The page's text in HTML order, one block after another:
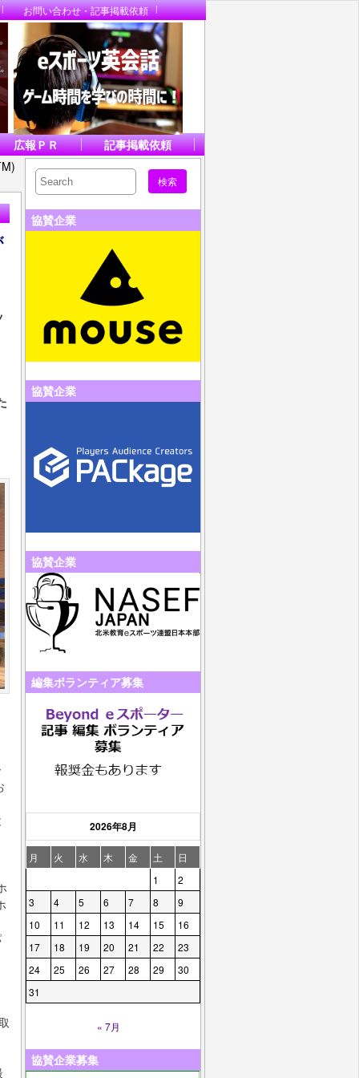
お問い合わせ・記事掲載依頼
広報ＰＲ
記事掲載依頼
協賛企業
協賛企業
協賛企業
編集ボランティア募集
2026年8月
月 火 水 木 金 土
日
1
2
3
4 5 6 7 8
9
10
11 12 13 14 15
16
17
18 19 20 21 22
23
24
25 26 27 28 29
30
31
« 7月
協賛企業募集